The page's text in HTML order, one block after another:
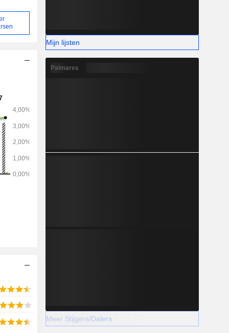
Mijn lijsten
Palmares
Meer Stijgers/Dalers